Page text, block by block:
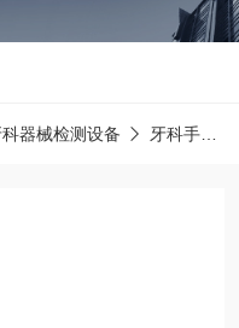
科器械检测设备 牙科手机综合测试台